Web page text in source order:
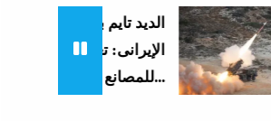
الديد تايم بعد الاستنزاف
الإيرانى: تعليمات قاهرة
للمصانع العسكرية الأمريكية...